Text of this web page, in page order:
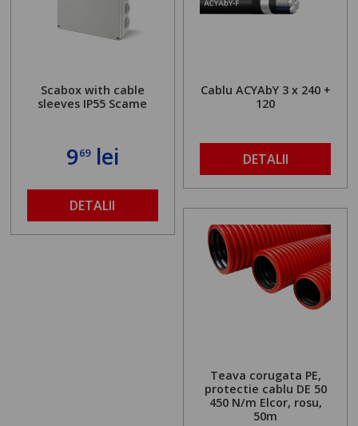
Scabox with cable
sleeves IP55 Scame
969lei
DETALII
Cablu ACYAbY 3 x 240 +
120
DETALII
Teava corugata PE,
protectie cablu DE 50
450 N/m Elcor, rosu,
50m